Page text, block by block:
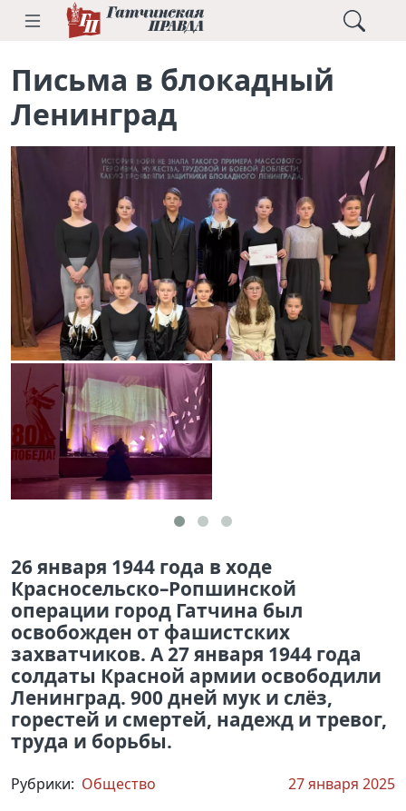
Письма в блокадный
Ленинград
26 января 1944 года в ходе
Красносельско–Ропшинской
операции город Гатчина был
освобожден от фашистских
захватчиков. А 27 января 1944 года
солдаты Красной армии освободили
Ленинград. 900 дней мук и слёз,
горестей и смертей, надежд и тревог,
труда и борьбы.
Рубрики: Общество 27 января 2025